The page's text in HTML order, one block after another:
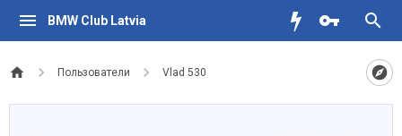
BMW Club Latvia
Пользователи Vlad 530